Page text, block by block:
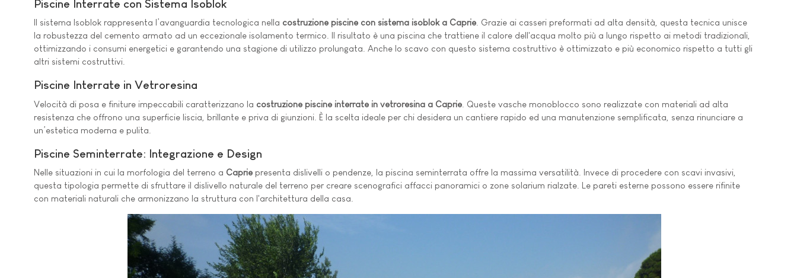
Piscine Interrate con Sistema Isoblok
Il sistema Isoblok rappresenta l’avanguardia tecnologica nella costruzione piscine con sistema isoblok a Caprie . Grazie ai casseri preformati ad alta densità, questa tecnica unisce
la robustezza del cemento armato ad un eccezionale isolamento termico. Il risultato è una piscina che trattiene il calore dell'acqua molto più a lungo rispetto ai metodi tradizionali,
ottimizzando i consumi energetici e garantendo una stagione di utilizzo prolungata. Anche lo scavo con questo sistema costruttivo è ottimizzato e più economico rispetto a tutti gli
altri sistemi costruttivi.
Piscine Interrate in Vetroresina
Velocità di posa e finiture impeccabili caratterizzano la costruzione piscine interrate in vetroresina a Caprie . Queste vasche monoblocco sono realizzate con materiali ad alta
resistenza che offrono una superficie liscia, brillante e priva di giunzioni. È la scelta ideale per chi desidera un cantiere rapido ed una manutenzione semplificata, senza rinunciare a
un’estetica moderna e pulita.
Piscine Seminterrate: Integrazione e Design
Nelle situazioni in cui la morfologia del terreno a Caprie presenta dislivelli o pendenze, la piscina seminterrata offre la massima versatilità. Invece di procedere con scavi invasivi,
questa tipologia permette di sfruttare il dislivello naturale del terreno per creare scenografici affacci panoramici o zone solarium rialzate. Le pareti esterne possono essere rifinite
con materiali naturali che armonizzano la struttura con l'architettura della casa.